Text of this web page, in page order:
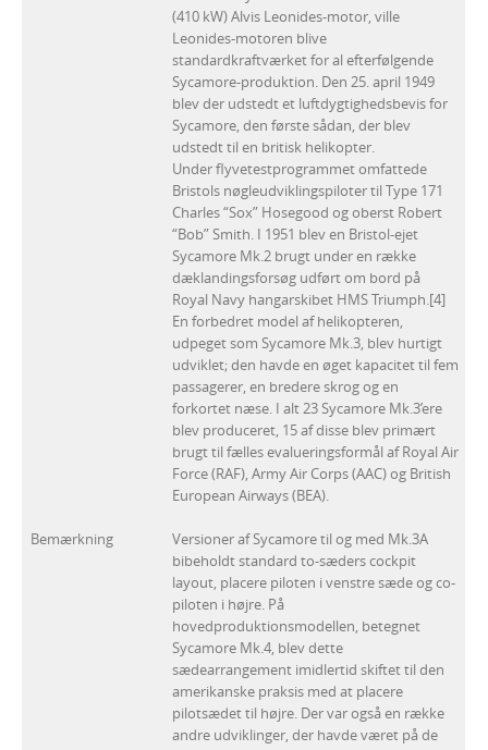
Bemærkning
(410 kW) Alvis Leonides-motor, ville
Leonides-motoren blive
standardkraftværket for al efterfølgende
Sycamore-produktion. Den 25. april 1949
blev der udstedt et luftdygtighedsbevis for
Sycamore, den første sådan, der blev
udstedt til en britisk helikopter.
Under flyvetestprogrammet omfattede
Bristols nøgleudviklingspiloter til Type 171
Charles “Sox” Hosegood og oberst Robert
“Bob” Smith. I 1951 blev en Bristol-ejet
Sycamore Mk.2 brugt under en række
dæklandingsforsøg udført om bord på
Royal Navy hangarskibet HMS Triumph.[4]
En forbedret model af helikopteren,
udpeget som Sycamore Mk.3, blev hurtigt
udviklet; den havde en øget kapacitet til fem
passagerer, en bredere skrog og en
forkortet næse. I alt 23 Sycamore Mk.3’ere
blev produceret, 15 af disse blev primært
brugt til fælles evalueringsformål af Royal Air
Force (RAF), Army Air Corps (AAC) og British
European Airways (BEA).
Versioner af Sycamore til og med Mk.3A
bibeholdt standard to-sæders cockpit
layout, placere piloten i venstre sæde og co-
piloten i højre. På
hovedproduktionsmodellen, betegnet
Sycamore Mk.4, blev dette
sædearrangement imidlertid skiftet til den
amerikanske praksis med at placere
pilotsædet til højre. Der var også en række
andre udviklinger, der havde været på de